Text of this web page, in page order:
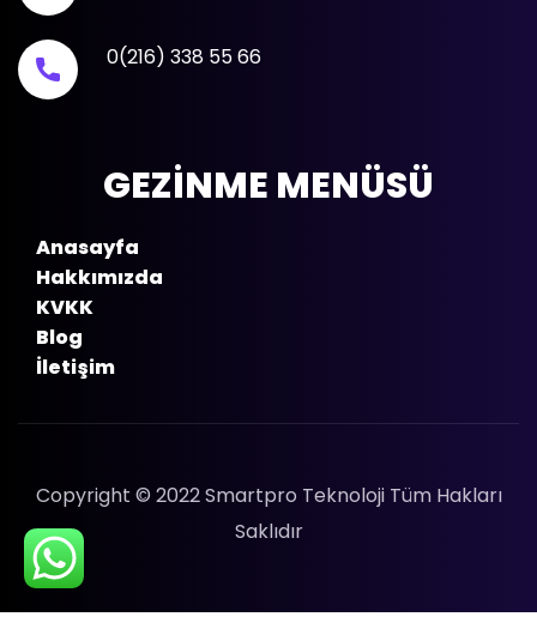
0(216) 338 55 66
GEZİNME MENÜSÜ
Anasayfa
Hakkımızda
KVKK
Blog
İletişim
Copyright © 2022 Smartpro Teknoloji Tüm Hakları
Saklıdır